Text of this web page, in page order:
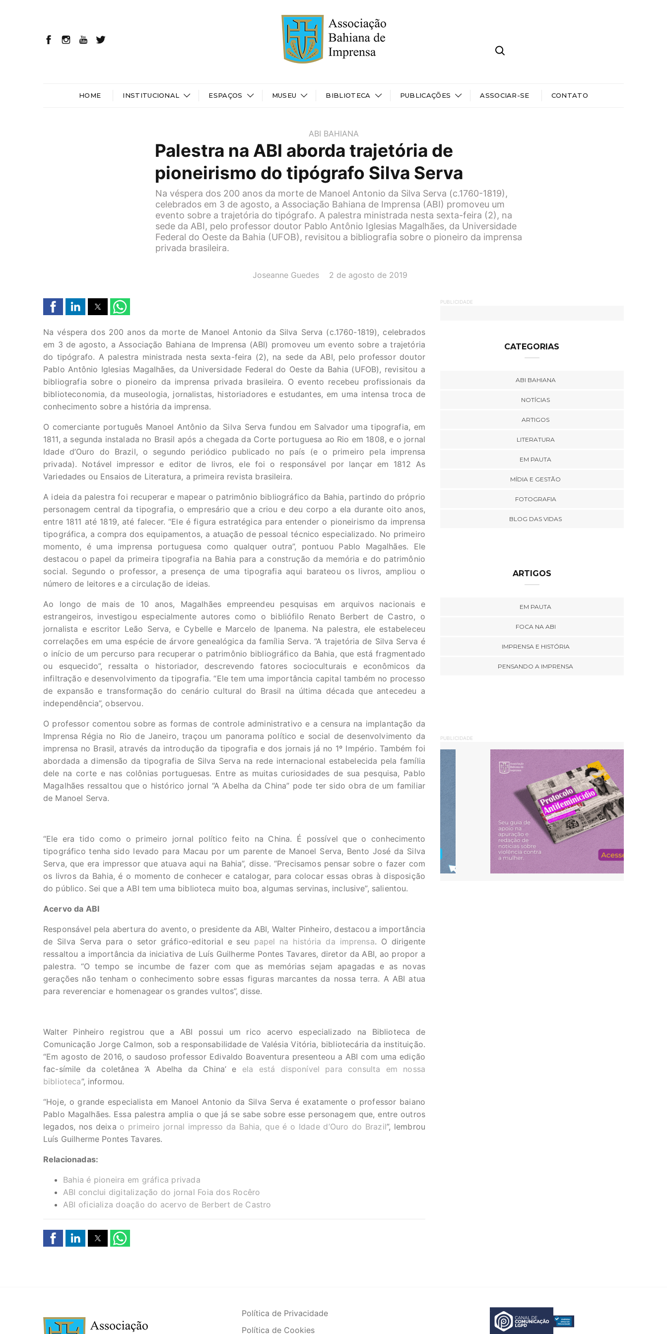
HOME INSTITUCIONAL ESPAÇOS MUSEU BIBLIOTECA PUBLICAÇÕES ASSOCIAR-SE CONTATO
ABI BAHIANA
Palestra na ABI aborda trajetória de
pioneirismo do tipógrafo Silva Serva
Na véspera dos 200 anos da morte de Manoel Antonio da Silva Serva (c.1760-1819),
celebrados em 3 de agosto, a Associação Bahiana de Imprensa (ABI) promoveu um
evento sobre a trajetória do tipógrafo. A palestra ministrada nesta sexta-feira (2), na
sede da ABI, pelo professor doutor Pablo Antônio Iglesias Magalhães, da Universidade
Federal do Oeste da Bahia (UFOB), revisitou a bibliografia sobre o pioneiro da imprensa
privada brasileira.
AUTOR(A):
Joseanne Guedes DATA:
2 de agosto de 2019
Na véspera dos 200 anos da morte de Manoel Antonio da Silva Serva (c.1760-1819), celebrados
em 3 de agosto, a Associação Bahiana de Imprensa (ABI) promoveu um evento sobre a trajetória
do tipógrafo. A palestra ministrada nesta sexta-feira (2), na sede da ABI, pelo professor doutor
Pablo Antônio Iglesias Magalhães, da Universidade Federal do Oeste da Bahia (UFOB), revisitou a
bibliografia sobre o pioneiro da imprensa privada brasileira. O evento recebeu profissionais da
biblioteconomia, da museologia, jornalistas, historiadores e estudantes, em uma intensa troca de
conhecimento sobre a história da imprensa.
O comerciante português Manoel Antônio da Silva Serva fundou em Salvador uma tipografia, em
1811, a segunda instalada no Brasil após a chegada da Corte portuguesa ao Rio em 1808, e o jornal
Idade d’Ouro do Brazil, o segundo periódico publicado no país (e o primeiro pela imprensa
privada). Notável impressor e editor de livros, ele foi o responsável por lançar em 1812 As
Variedades ou Ensaios de Literatura, a primeira revista brasileira.
A ideia da palestra foi recuperar e mapear o patrimônio bibliográfico da Bahia, partindo do próprio
personagem central da tipografia, o empresário que a criou e deu corpo a ela durante oito anos,
entre 1811 até 1819, até falecer. “Ele é figura estratégica para entender o pioneirismo da imprensa
tipográfica, a compra dos equipamentos, a atuação de pessoal técnico especializado. No primeiro
momento, é uma imprensa portuguesa como qualquer outra”, pontuou Pablo Magalhães. Ele
destacou o papel da primeira tipografia na Bahia para a construção da memória e do patrimônio
social. Segundo o professor, a presença de uma tipografia aqui barateou os livros, ampliou o
número de leitores e a circulação de ideias.
Ao longo de mais de 10 anos, Magalhães empreendeu pesquisas em arquivos nacionais e
estrangeiros, investigou especialmente autores como o bibliófilo Renato Berbert de Castro, o
jornalista e escritor Leão Serva, e Cybelle e Marcelo de Ipanema. Na palestra, ele estabeleceu
correlações em uma espécie de árvore genealógica da família Serva. “A trajetória de Silva Serva é
o início de um percurso para recuperar o patrimônio bibliográfico da Bahia, que está fragmentado
ou esquecido”, ressalta o historiador, descrevendo fatores socioculturais e econômicos da
infiltração e desenvolvimento da tipografia. “Ele tem uma importância capital também no processo
de expansão e transformação do cenário cultural do Brasil na última década que antecedeu a
independência”, observou.
O professor comentou sobre as formas de controle administrativo e a censura na implantação da
Imprensa Régia no Rio de Janeiro, traçou um panorama político e social de desenvolvimento da
imprensa no Brasil, através da introdução da tipografia e dos jornais já no 1º Império. Também foi
abordada a dimensão da tipografia de Silva Serva na rede internacional estabelecida pela família
dele na corte e nas colônias portuguesas. Entre as muitas curiosidades de sua pesquisa, Pablo
Magalhães ressaltou que o histórico jornal “A Abelha da China” pode ter sido obra de um familiar
de Manoel Serva.
“Ele era tido como o primeiro jornal político feito na China. É possível que o conhecimento
tipográfico tenha sido levado para Macau por um parente de Manoel Serva, Bento José da Silva
Serva, que era impressor que atuava aqui na Bahia”, disse. “Precisamos pensar sobre o fazer com
os livros da Bahia, é o momento de conhecer e catalogar, para colocar essas obras à disposição
do público. Sei que a ABI tem uma biblioteca muito boa, algumas servinas, inclusive”, salientou.
Acervo da ABI
Responsável pela abertura do avento, o presidente da ABI, Walter Pinheiro, destacou a importância
de Silva Serva para o setor gráfico-editorial e seu papel na história da imprensa. O dirigente
ressaltou a importância da iniciativa de Luís Guilherme Pontes Tavares, diretor da ABI, ao propor a
palestra. “O tempo se incumbe de fazer com que as memórias sejam apagadas e as novas
gerações não tenham o conhecimento sobre essas figuras marcantes da nossa terra. A ABI atua
para reverenciar e homenagear os grandes vultos”, disse.
Walter Pinheiro registrou que a ABI possui um rico acervo especializado na Biblioteca de
Comunicação Jorge Calmon, sob a responsabilidade de Valésia Vitória, bibliotecária da instituição.
“Em agosto de 2016, o saudoso professor Edivaldo Boaventura presenteou a ABI com uma edição
fac-símile da coletânea ‘A Abelha da China’ e ela está disponível para consulta em nossa
biblioteca”, informou.
“Hoje, o grande especialista em Manoel Antonio da Silva Serva é exatamente o professor baiano
Pablo Magalhães. Essa palestra amplia o que já se sabe sobre esse personagem que, entre outros
legados, nos deixa o primeiro jornal impresso da Bahia, que é o Idade d’Ouro do Brazil”, lembrou
Luís Guilherme Pontes Tavares.
Relacionadas:
Bahia é pioneira em gráfica privada
ABI conclui digitalização do jornal Foia dos Rocêro
ABI oficializa doação do acervo de Berbert de Castro
PUBLICIDADE
CATEGORIAS
ABI BAHIANA
NOTÍCIAS
ARTIGOS
LITERATURA
EM PAUTA
MÍDIA E GESTÃO
FOTOGRAFIA
BLOG DAS VIDAS
ARTIGOS
EM PAUTA
FOCA NA ABI
IMPRENSA E HISTÓRIA
PENSANDO A IMPRENSA
PUBLICIDADE
Política de Privacidade
Política de Cookies